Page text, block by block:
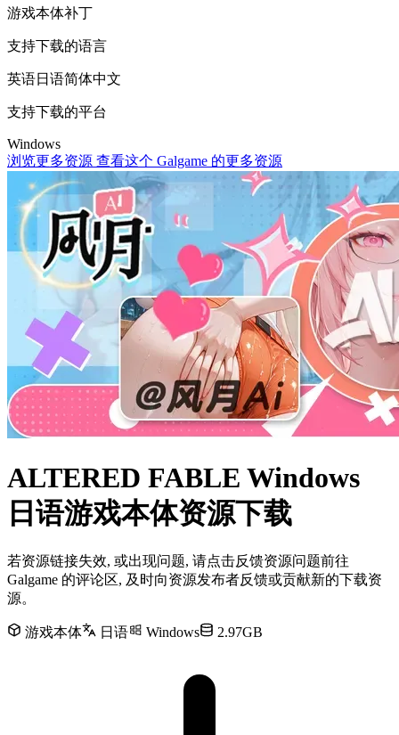
游戏本体补丁
支持下载的语言
英语日语简体中文
支持下载的平台
Windows
浏览更多资源 查看这个 Galgame 的更多资源
ALTERED FABLE Windows
日语游戏本体资源下载
若资源链接失效, 或出现问题, 请点击反馈资源问题前往
Galgame 的评论区, 及时向资源发布者反馈或贡献新的下载资
源。
游戏本体 日语 Windows 2.97GB